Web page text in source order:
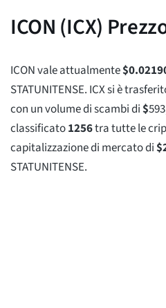
ICON (ICX)
ICON vale attualmente$
STATUNITENSE. ICX si è
con un volume di scambi di$
classificato1256tra tutte le
capitalizzazione di mercato di$
STATUNITENSE.